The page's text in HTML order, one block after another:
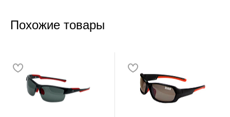
Похожие товары